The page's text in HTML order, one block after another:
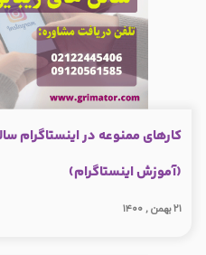
کارهای ممنوعه در اینستاگرام
(آموزش اینستاگرام)
۲۱ بهمن , ۱۴۰۰